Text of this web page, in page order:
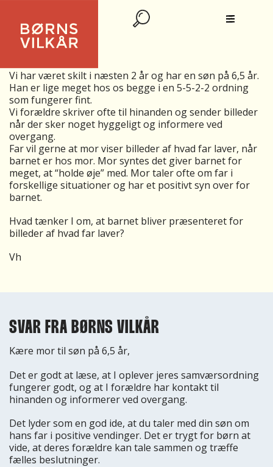
BARNS VIDEN OM ANDEN FORÆLDRES
AKTIVITETER
Vi har været skilt i næsten 2 år og har en søn på 6,5 år.
Han er lige meget hos os begge i en 5-5-2-2 ordning
som fungerer fint.
Vi forældre skriver ofte til hinanden og sender billeder
når der sker noget hyggeligt og informere ved
overgang.
Far vil gerne at mor viser billeder af hvad far laver, når
barnet er hos mor. Mor syntes det giver barnet for
meget, at “holde øje” med. Mor taler ofte om far i
forskellige situationer og har et positivt syn over for
barnet.
Hvad tænker I om, at barnet bliver præsenteret for
billeder af hvad far laver?
Vh
SVAR FRA BØRNS VILKÅR
Kære mor til søn på 6,5 år,
Det er godt at læse, at I oplever jeres samværsordning
fungerer godt, og at I forældre har kontakt til
hinanden og informerer ved overgang.
Det lyder som en god ide, at du taler med din søn om
hans far i positive vendinger. Det er trygt for børn at
vide, at deres forældre kan tale sammen og træffe
fælles beslutninger.